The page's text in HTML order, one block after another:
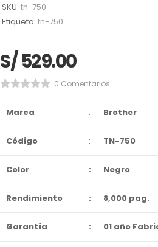
SKU: tn-750
Etiqueta: tn-750
S/529.00
0 Comentarios
Marca : Brother
Código : TN-750
Color : Negro
Rendimiento : 8,000 pag.
Garantía : 01 año